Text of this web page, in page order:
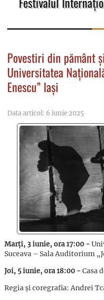
Povestiri din pământ
Universitatea
Enescu” Iași
Data articol: 6 iunie 2025
Marți, 3 iunie, ora 17:00 -
Suceava – Sala Auditorium
Joi, 5 iunie, ora 18:00 -Casa
Regia și coregrafia: Andrei